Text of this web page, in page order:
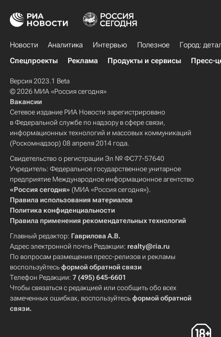
Новости Аналитика Интервью Полезное
Город:
Спецпроекты
Реклама Продукты и сервисы Пресс-
Версия 2023.1 Beta
© 2026 МИА «Россия сегодня»
Вакансии
Сетевое издание РИА Новости зарегистрировано
в Федеральной службе по надзору в сфере связи,
информационных технологий и массовых коммуникаций
(Роскомнадзор) 08 апреля 2014 года.
Свидетельство о регистрации Эл № ФС77-57640
Учредитель: Федеральное государственное унитарное
предприятие Международное информационное агентство
«Россия сегодня» (МИА «Россия сегодня»).
Правила использования материалов
Политика конфиденциальности
Правила применения рекомендательных технологий
Главный редактор: Гаврилова А.В.
Адрес электронной почты Редакции: realty@ria.ru
По вопросам размещения пресс-релизов и рекламы
воспользуйтесьформой обратной связи
Телефон Редакции: 7 (495) 645-6601
Чтобы связаться с редакцией или сообщить обо всех
замеченных ошибках, воспользуйтесьформой обратной
связи.